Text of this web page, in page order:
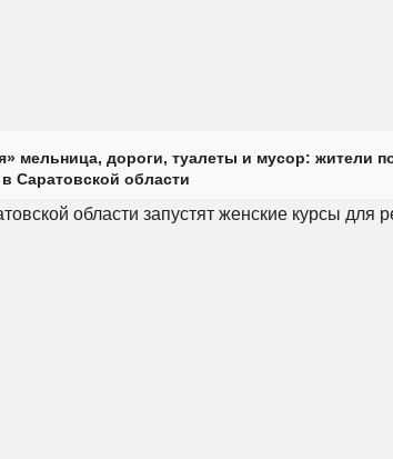
мельница, дороги, туалеты и мусор: жители
Саратовской области